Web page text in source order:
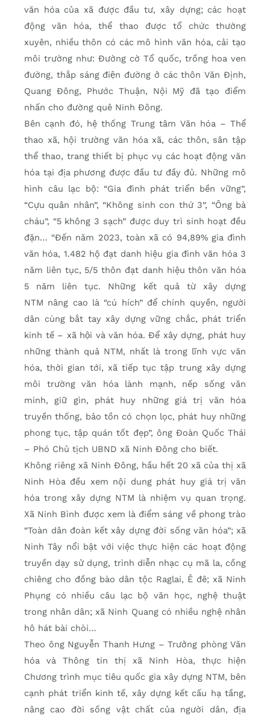
văn hóa của xã được đầu tư, xây dựng; các hoạt
động văn hóa, thể thao được tổ chức thường
xuyên, nhiều thôn có các mô hình văn hóa, cải tạo
môi trường như: Đường cờ Tổ quốc, trồng hoa ven
đường, thắp sáng điện đường ở các thôn Văn Định,
Quang Đông, Phước Thuận, Nội Mỹ đã tạo điểm
nhấn cho đường quê Ninh Đông.
Bên cạnh đó, hệ thống Trung tâm Văn hóa – Thể
thao xã, hội trường văn hóa xã, các thôn, sân tập
thể thao, trang thiết bị phục vụ các hoạt động văn
hóa tại địa phương được đầu tư đầy đủ. Những mô
hình câu lạc bộ: “Gia đình phát triển bền vững”,
“Cựu quân nhân”, “Không sinh con thứ 3”, “Ông bà
cháu”, “5 không 3 sạch” được duy trì sinh hoạt đều
đặn… “Đến năm 2023, toàn xã có 94,89% gia đình
văn hóa, 1.482 hộ đạt danh hiệu gia đình văn hóa 3
năm liên tục, 5/5 thôn đạt danh hiệu thôn văn hóa
5 năm liên tục. Những kết quả từ xây dựng
NTM nâng cao là “cú hích” để chính quyền, người
dân cùng bắt tay xây dựng vững chắc, phát triển
kinh tế – xã hội và văn hóa. Để xây dựng, phát huy
những thành quả NTM, nhất là trong lĩnh vực văn
hóa, thời gian tới, xã tiếp tục tập trung xây dựng
môi trường văn hóa lành mạnh, nếp sống văn
minh, giữ gìn, phát huy những giá trị văn hóa
truyền thống, bảo tồn có chọn lọc, phát huy những
phong tục, tập quán tốt đẹp”, ông Đoàn Quốc Thái
– Phó Chủ tịch UBND xã Ninh Đông cho biết.
Không riêng xã Ninh Đông, hầu hết 20 xã của thị xã
Ninh Hòa đều xem nội dung phát huy giá trị văn
hóa trong xây dựng NTM là nhiệm vụ quan trọng.
Xã Ninh Bình được xem là điểm sáng về phong trào
“Toàn dân đoàn kết xây dựng đời sống văn hóa”; xã
Ninh Tây nổi bật với việc thực hiện các hoạt động
truyền dạy sử dụng, trình diễn nhạc cụ mã la, cồng
chiêng cho đồng bào dân tộc Raglai, Ê đê; xã Ninh
Phụng có nhiều câu lạc bộ văn học, nghệ thuật
trong nhân dân; xã Ninh Quang có nhiều nghệ nhân
hô hát bài chòi…
Theo ông Nguyễn Thanh Hưng – Trưởng phòng Văn
hóa và Thông tin thị xã Ninh Hòa, thực hiện
Chương trình mục tiêu quốc gia xây dựng NTM, bên
cạnh phát triển kinh tế, xây dựng kết cấu hạ tầng,
nâng cao đời sống vật chất của người dân, địa